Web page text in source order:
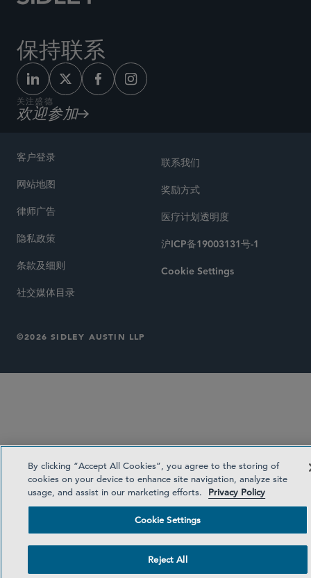
保持联系
关注盛德
欢迎参加
客户登录
网站地图
律师广告
隐私政策
条款及细则
社交媒体目录
联系我们
奖励方式
医疗计划透明度
沪ICP备19003131号-1
Cookie Settings
©2026 SIDLEY AUSTIN LLP
By clicking “Accept All Cookies”, you agree to the storing of
cookies on your device to enhance site navigation, analyze site
usage, and assist in our marketing efforts.
Privacy Policy
Cookie Settings
Reject All